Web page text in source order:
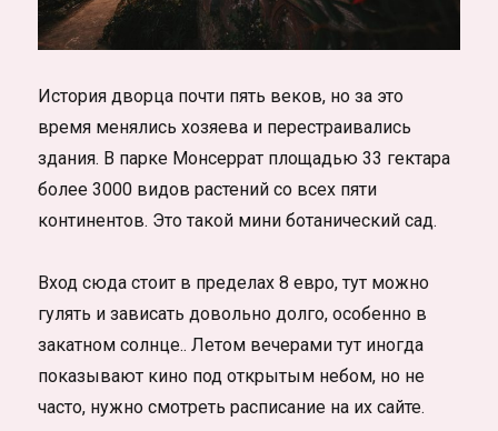
История дворца почти пять веков, но за это
время менялись хозяева и перестраивались
здания. В парке Монсеррат площадью 33 гектара
более 3000 видов растений со всех пяти
континентов. Это такой мини ботанический сад.
Вход сюда стоит в пределах 8 евро, тут можно
гулять и зависать довольно долго, особенно в
закатном солнце.. Летом вечерами тут иногда
показывают кино под открытым небом, но не
часто, нужно смотреть расписание на их сайте.